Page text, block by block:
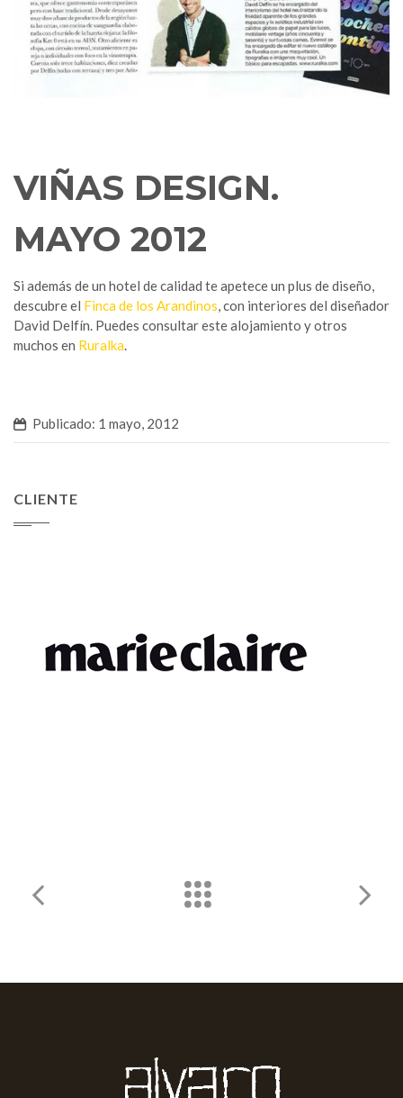
VIÑAS DESIGN.
MAYO 2012
Si además de un hotel de calidad te apetece un plus de diseño,
descubre el Finca de los Arandinos, con interiores del diseñador
David Delfín. Puedes consultar este alojamiento y otros
muchos en Ruralka.
Publicado: 1 mayo, 2012
CLIENTE